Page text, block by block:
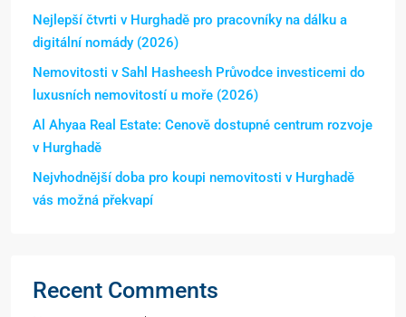
Nejlepší čtvrti v Hurghadě pro pracovníky na dálku a
digitální nomády (2026)
Nemovitosti v Sahl Hasheesh Průvodce investicemi do
luxusních nemovitostí u moře (2026)
Al Ahyaa Real Estate: Cenově dostupné centrum rozvoje
v Hurghadě
Nejvhodnější doba pro koupi nemovitosti v Hurghadě
vás možná překvapí
Recent Comments